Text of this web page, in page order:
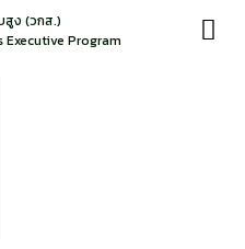
สูง (วกส.)
Program